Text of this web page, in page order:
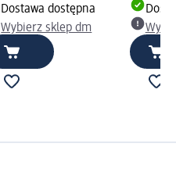
Dostawa dostępna
Wybierz sklep dm